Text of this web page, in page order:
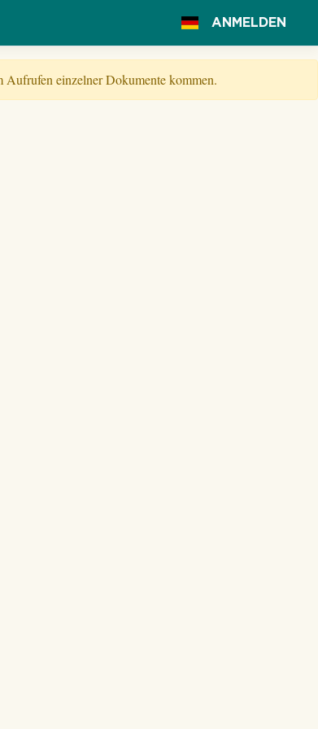
ANMELDEN
Aufrufen einzelner Dokumente kommen.